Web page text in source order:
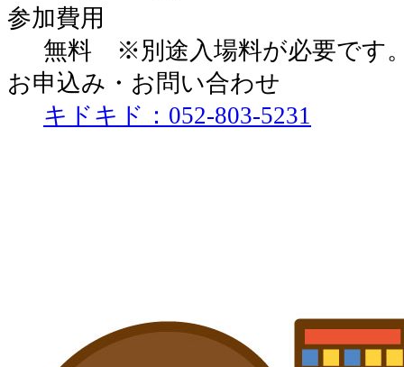
参加費用
無料 ※別途入場料が必要です
お申込み・お問い合わせ
キドキド：052-803-5231